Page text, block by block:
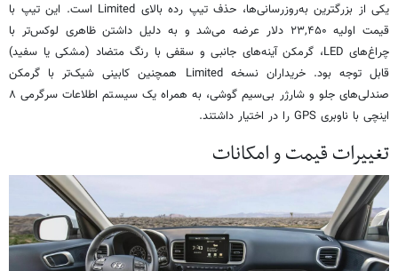
یکی از بزرگترین به‌روزرسانی‌ها، حذف تیپ رده بالای Limited است. این تیپ با
قیمت اولیه ۲۳,۴۵۰ دلار عرضه می‌شد و به دلیل داشتن ظاهری لوکس‌تر با
چراغ‌های LED، گرمکن آینه‌های جانبی و سقفی با رنگ متضاد (مشکی یا سفید)
قابل توجه بود. خریداران نسخه Limited همچنین کابینی شیک‌تر با گرمکن
صندلی‌های جلو و شارژر بی‌سیم گوشی، به همراه یک سیستم اطلاعات سرگرمی ۸
اینچی با ناوبری GPS را در اختیار داشتند.
تغییرات قیمت و امکانات